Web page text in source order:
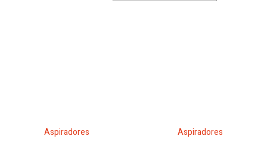
Aspiradores Aspiradores